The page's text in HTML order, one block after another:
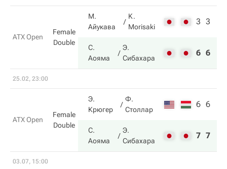
ATX Open
Female
Double
М.
Айукава
K.
Morisaki
3 3
С.
Аояма
Э.
Сибахара
6 6
25.02, 23:00
ATX Open
Female
Double
Э.
Крюгер
Ф.
Столлар
6 6
С.
Аояма
Э.
Сибахара
7 7
03.07, 15:00